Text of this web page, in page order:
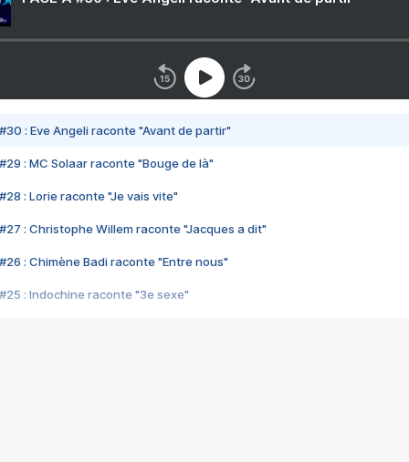
#30 : Eve Angeli raconte "Avant de partir"
#29 : MC Solaar raconte "Bouge de là"
#28 : Lorie raconte "Je vais vite"
#27 : Christophe Willem raconte "Jacques a dit"
#26 : Chimène Badi raconte "Entre nous"
#25 : Indochine raconte "3e sexe"